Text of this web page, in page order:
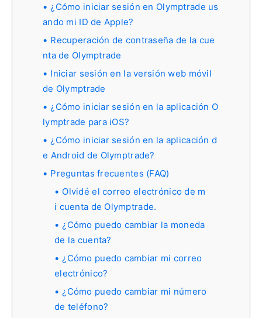
¿Cómo iniciar sesión en Olymptrade us
ando mi ID de Apple?
Recuperación de contraseña de la cue
nta de Olymptrade
Iniciar sesión en la versión web móvil
de Olymptrade
¿Cómo iniciar sesión en la aplicación O
lymptrade para iOS?
¿Cómo iniciar sesión en la aplicación d
e Android de Olymptrade?
Preguntas frecuentes (FAQ)
Olvidé el correo electrónico de m
i cuenta de Olymptrade.
¿Cómo puedo cambiar la moneda
de la cuenta?
¿Cómo puedo cambiar mi correo
electrónico?
¿Cómo puedo cambiar mi número
de teléfono?